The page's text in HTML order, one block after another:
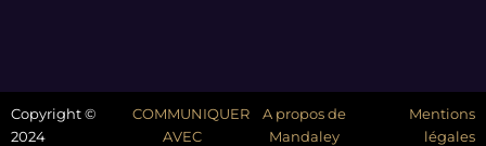
Copyright ©
2024
COMMUNIQUER
AVEC
A propos de
Mandaley
Mentions
légales